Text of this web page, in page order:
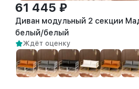
61 445 ₽
Диван модульный 2 секции
белый/белый
Ждёт оценку